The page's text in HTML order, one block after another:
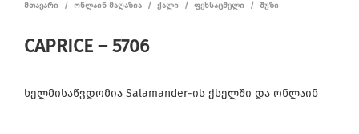
ᲛᲗᲐᲕᲐᲠᲘ / ᲝᲜᲚᲐᲘᲜ ᲛᲐᲦᲐᲖᲘᲐ / ᲥᲐᲚᲘ / ᲤᲔᲮᲡᲐᲪᲛᲔᲚᲘ / ᲨᲣᲖᲘ
CAPRICE – 5706
ხელმისაწვდომია Salamander-ის ქსელში და ონლაინ